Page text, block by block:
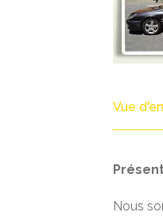
Vue
Nous